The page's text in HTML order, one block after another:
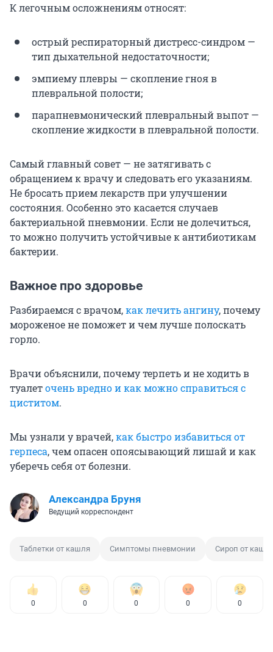
К легочным осложнениям относят:
острый респираторный дистресс-синдром —
тип дыхательной недостаточности;
эмпиему плевры — скопление гноя в
плевральной полости;
парапневмонический плевральный выпот —
скопление жидкости в плевральной полости.
Самый главный совет — не затягивать с
обращением к врачу и следовать его указаниям.
Не бросать прием лекарств при улучшении
состояния. Особенно это касается случаев
бактериальной пневмонии. Если не долечиться,
то можно получить устойчивые к антибиотикам
бактерии.
Важное про здоровье
Разбираемся с врачом,как лечить ангину, почему
мороженое не поможет и чем лучше полоскать
горло.
Врачи объяснили, почему терпеть и не ходить в
туалеточень вредно и как можно справиться с
циститом.
Мы узнали у врачей,как быстро избавиться от
герпеса, чем опасен опоясывающий лишай и как
уберечь себя от болезни.
Александра Бруня
Ведущий корреспондент
Таблетки от кашля Симптомы пневмонии Сироп от
0 0 0 0 0